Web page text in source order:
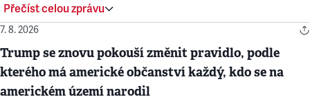
Přečíst celou zprávu
7. 8. 2026
Trump se znovu pokouší změnit pravidlo, podle
kterého má americké občanství každý, kdo se na
americkém území narodil